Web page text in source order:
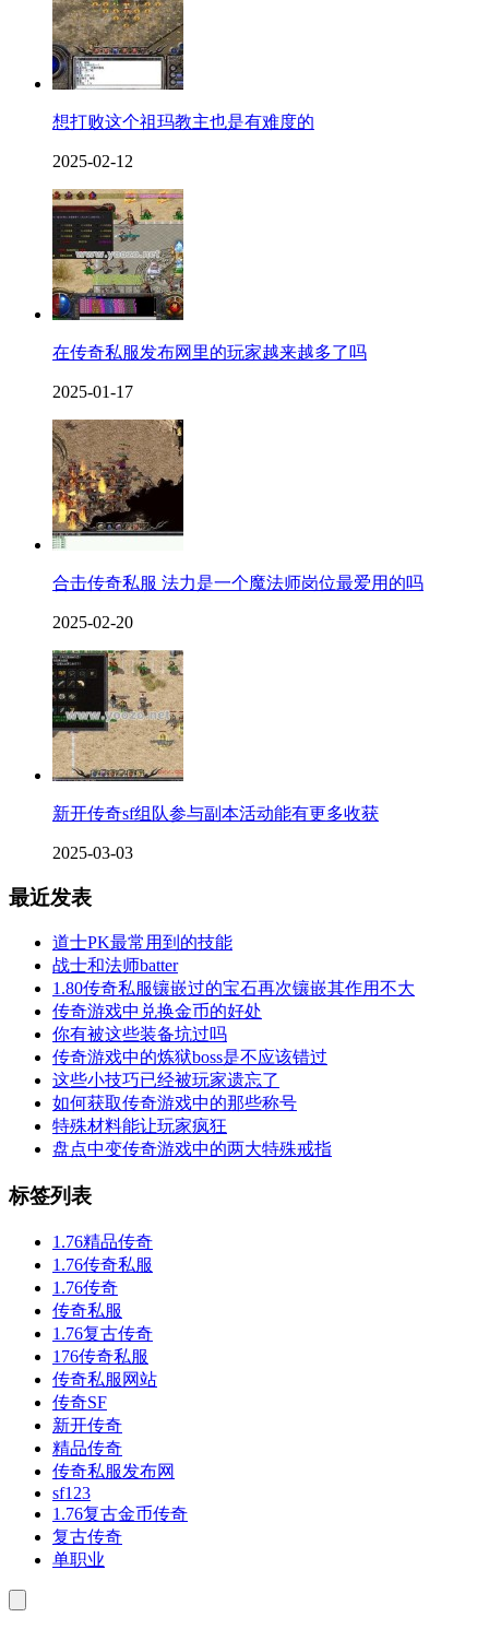
想打败这个祖玛教主也是有难度的
2025-02-12
在传奇私服发布网里的玩家越来越多了吗
2025-01-17
合击传奇私服 法力是一个魔法师岗位最爱用的吗
2025-02-20
新开传奇sf组队参与副本活动能有更多收获
2025-03-03
最近发表
道士PK最常用到的技能
战士和法师batter
1.80传奇私服镶嵌过的宝石再次镶嵌其作用不大
传奇游戏中兑换金币的好处
你有被这些装备坑过吗
传奇游戏中的炼狱boss是不应该错过
这些小技巧已经被玩家遗忘了
如何获取传奇游戏中的那些称号
特殊材料能让玩家疯狂
盘点中变传奇游戏中的两大特殊戒指
标签列表
1.76精品传奇
1.76传奇私服
1.76传奇
传奇私服
1.76复古传奇
176传奇私服
传奇私服网站
传奇SF
新开传奇
精品传奇
传奇私服发布网
sf123
1.76复古金币传奇
复古传奇
单职业